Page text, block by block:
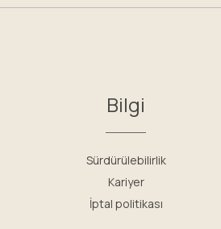
Bilgi
Sürdürülebilirlik
Kariyer
İptal politikası